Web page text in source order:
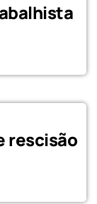
rescisão